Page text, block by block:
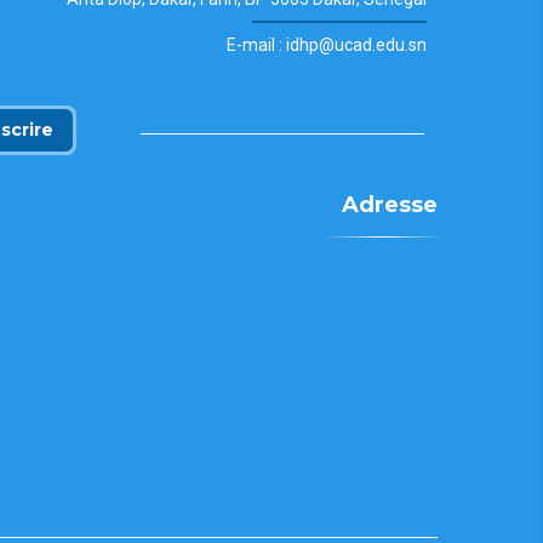
E-mail : idhp@ucad.edu.sn
Adresse